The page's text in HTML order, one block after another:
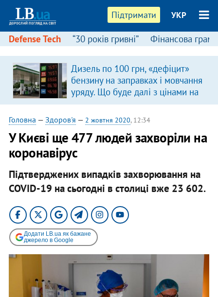
Підтримати УКР
Defense Tech “30 років гривні” Фінансова
Дизель по 100 грн, «дефіцит»
бензину на заправках і мовчання
уряду. Що буде далі з цінами на
пальне?
Головна — Здоров'я — 2 жовтня 2020, 12:34
У Києві ще 477 людей захворіли на
коронавірус
Підтверджених випадків захворювання на
COVID-19 на сьогодні в столиці вже 23 602.
Додати LB.ua як бажане
джерело в Google